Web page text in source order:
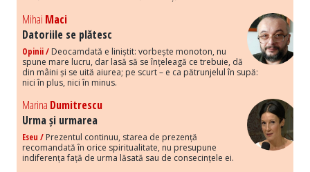
Mihai Maci
Datoriile se plătesc
Opinii / Deocamdată e liniștit: vorbește monoton, nu
spune mare lucru, dar lasă să se înțeleagă ce trebuie, dă
din mâini și se uită aiurea; pe scurt – e ca pătrunjelul în supă:
nici în plus, nici în minus.
Marina Dumitrescu
Urma și urmarea
Eseu / Prezentul continuu, starea de prezență
recomandată în orice spiritualitate, nu presupune
indiferența față de urma lăsată sau de consecințele ei.